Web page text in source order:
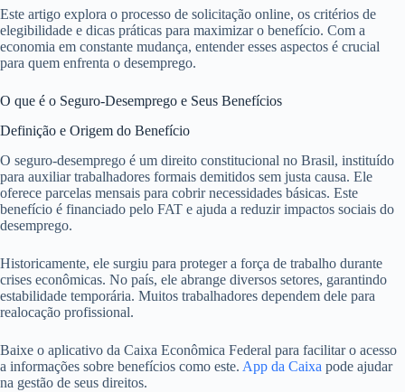
Este artigo explora o processo de solicitação online, os critérios de
elegibilidade e dicas práticas para maximizar o benefício. Com a
economia em constante mudança, entender esses aspectos é crucial
para quem enfrenta o desemprego.
O que é o Seguro-Desemprego e Seus Benefícios
Definição e Origem do Benefício
O seguro-desemprego é um direito constitucional no Brasil, instituído
para auxiliar trabalhadores formais demitidos sem justa causa. Ele
oferece parcelas mensais para cobrir necessidades básicas. Este
benefício é financiado pelo FAT e ajuda a reduzir impactos sociais do
desemprego.
Historicamente, ele surgiu para proteger a força de trabalho durante
crises econômicas. No país, ele abrange diversos setores, garantindo
estabilidade temporária. Muitos trabalhadores dependem dele para
realocação profissional.
Baixe o aplicativo da Caixa Econômica Federal para facilitar o acesso
a informações sobre benefícios como este. App da Caixa pode ajudar
na gestão de seus direitos.